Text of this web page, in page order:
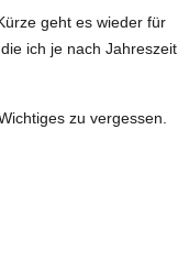
geht es wieder für
ich je nach Jahreszeit
zu vergessen.